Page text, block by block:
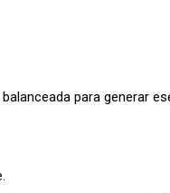
para generar